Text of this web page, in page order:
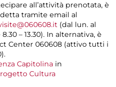
all’attività prenotata, è
tramite email al
(dal lun. al
– 13.30). In alternativa, è
Center 060608 (attivo tutti i
Capitolina in
Cultura